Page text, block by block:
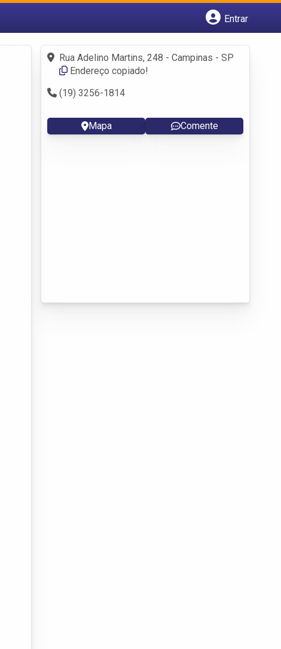
Entrar
Fazer login
Criar conta
Rua Adelino Martins, 248 - Campinas - SP
Endereço copiado!
(19) 3256-1814
Mapa Comente